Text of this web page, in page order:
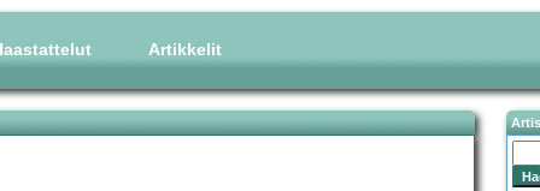
Artikkelit